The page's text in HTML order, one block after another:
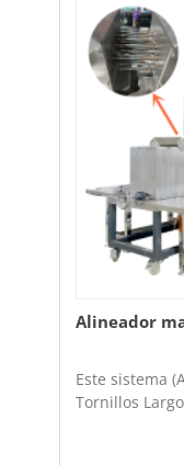
Alineador
Este sistema
Tornillos